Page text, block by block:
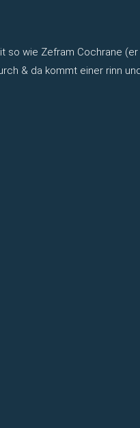
so wie Zefram Cochrane
& da kommt einer rinn